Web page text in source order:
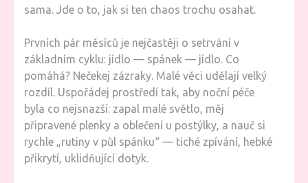
sama. Jde o to, jak si ten chaos trochu osahat.
Prvních pár měsíců je nejčastěji o setrvání v
základním cyklu: jídlo — spánek — jídlo. Co
pomáhá? Nečekej zázraky. Malé věci udělají velký
rozdíl. Uspořádej prostředí tak, aby noční péče
byla co nejsnazší: zapal malé světlo, měj
připravené plenky a oblečení u postýlky, a nauč si
rychle „rutiny v půl spánku“ — tiché zpívání, hebké
přikrytí, uklidňující dotyk.